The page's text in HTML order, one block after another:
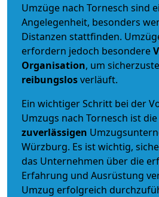
Umzüge nach Tornesch sind
Angelegenheit, besonders
Distanzen stattfinden.
erfordern jedoch besondere
Organisation, um
reibungslosverläuft.
Ein wichtiger Schritt bei der
Umzugs nach Tornesch ist
zuverlässigen
Würzburg. Es ist wichtig,
das Unternehmen über die
Erfahrung und Ausrüstung
Umzug erfolgreich